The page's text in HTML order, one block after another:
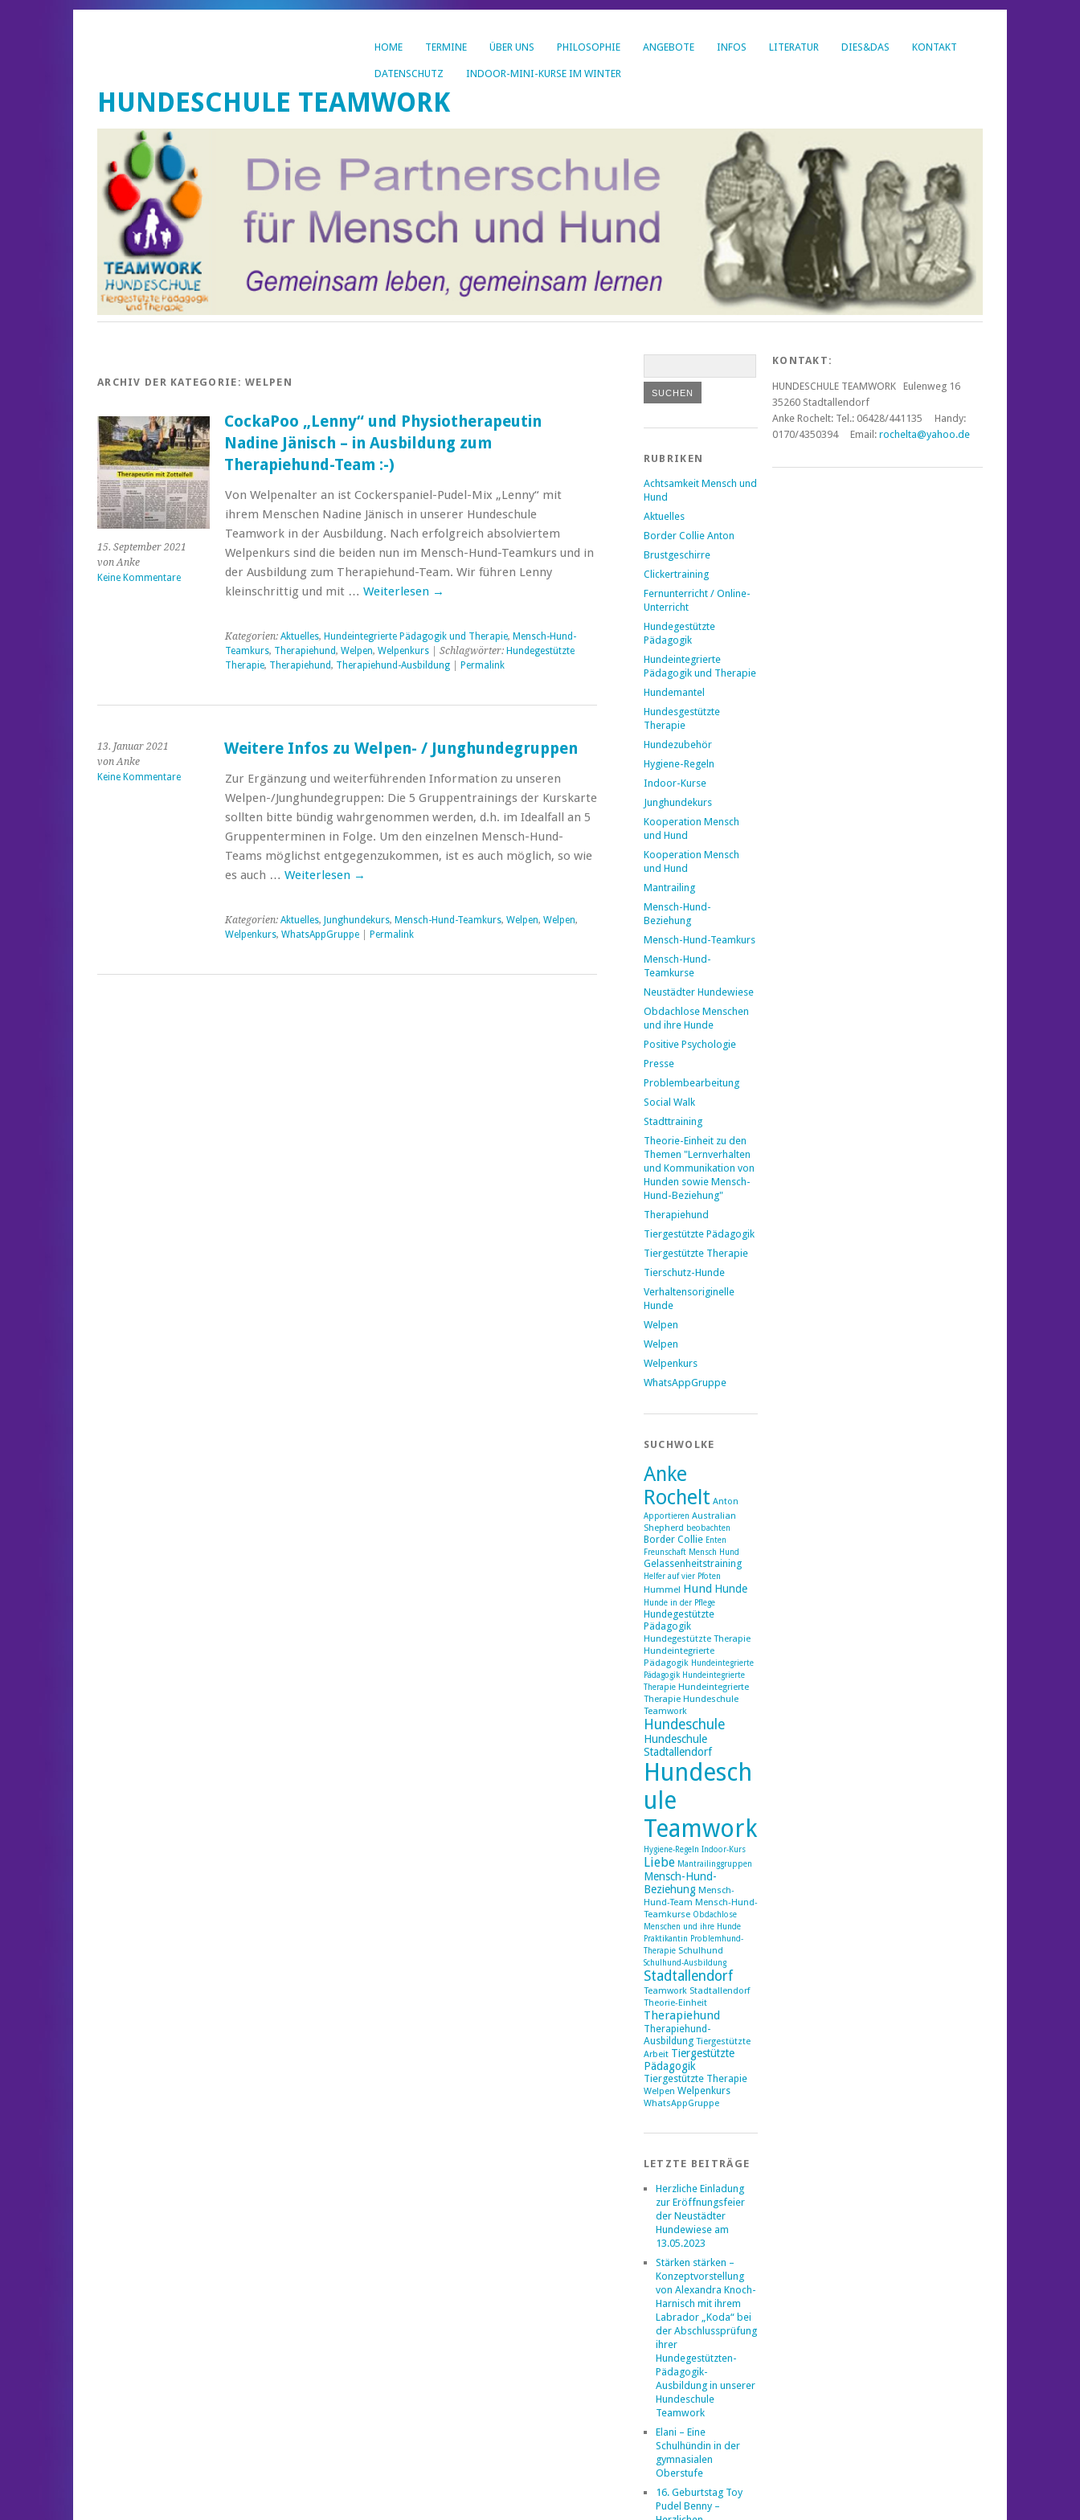
HOME TERMINE ÜBER UNS PHILOSOPHIE ANGEBOTE INFOS LITERATUR DIES&DAS KONTAKT
DATENSCHUTZ INDOOR-MINI-KURSE IM WINTER
HUNDESCHULE TEAMWORK
ARCHIV DER KATEGORIE:WELPEN
15. September 2021
von Anke
Keine Kommentare
CockaPoo „Lenny“ und Physiotherapeutin
Nadine Jänisch – in Ausbildung zum
Therapiehund-Team :-)
Von Welpenalter an ist Cockerspaniel-Pudel-Mix „Lenny“ mit
ihrem Menschen Nadine Jänisch in unserer Hundeschule
Teamwork in der Ausbildung. Nach erfolgreich absolviertem
Welpenkurs sind die beiden nun im Mensch-Hund-Teamkurs und in
der Ausbildung zum Therapiehund-Team. Wir führen Lenny
kleinschrittig und mit … Weiterlesen →
Kategorien: Aktuelles, Hundeintegrierte Pädagogik und Therapie, Mensch-Hund-
Teamkurs, Therapiehund, Welpen, Welpenkurs| Schlagwörter: Hundegestützte
Therapie, Therapiehund, Therapiehund-Ausbildung| Permalink
13. Januar 2021
von Anke
Keine Kommentare
Weitere Infos zu Welpen- / Junghundegruppen
Zur Ergänzung und weiterführenden Information zu unseren
Welpen-/Junghundegruppen: Die 5 Gruppentrainings der Kurskarte
sollten bitte bündig wahrgenommen werden, d.h. im Idealfall an 5
Gruppenterminen in Folge. Um den einzelnen Mensch-Hund-
Teams möglichst entgegenzukommen, ist es auch möglich, so wie
es auch … Weiterlesen →
Kategorien: Aktuelles, Junghundekurs, Mensch-Hund-Teamkurs, Welpen, Welpen,
Welpenkurs, WhatsAppGruppe| Permalink
RUBRIKEN
Achtsamkeit Mensch und
Hund
Aktuelles
Border Collie Anton
Brustgeschirre
Clickertraining
Fernunterricht / Online-
Unterricht
Hundegestützte
Pädagogik
Hundeintegrierte
Pädagogik und Therapie
Hundemantel
Hundesgestützte
Therapie
Hundezubehör
Hygiene-Regeln
Indoor-Kurse
Junghundekurs
Kooperation Mensch
und Hund
Kooperation Mensch
und Hund
Mantrailing
Mensch-Hund-
Beziehung
Mensch-Hund-Teamkurs
Mensch-Hund-
Teamkurse
Neustädter Hundewiese
Obdachlose Menschen
und ihre Hunde
Positive Psychologie
Presse
Problembearbeitung
Social Walk
Stadttraining
Theorie-Einheit zu den
Themen "Lernverhalten
und Kommunikation von
Hunden sowie Mensch-
Hund-Beziehung"
Therapiehund
Tiergestützte Pädagogik
Tiergestützte Therapie
Tierschutz-Hunde
Verhaltensoriginelle
Hunde
Welpen
Welpen
Welpenkurs
WhatsAppGruppe
SUCHWOLKE
Anke
Rochelt Anton
Apportieren Australian
Shepherd beobachten
Border Collie Enten
Freunschaft Mensch Hund
Gelassenheitstraining
Helfer auf vier Pfoten
Hummel Hund Hunde
Hunde in der Pflege
Hundegestützte
Pädagogik
Hundegestützte Therapie
Hundeintegrierte
Pädagogik Hundeintegrierte
Pädagogik Hundeintegrierte
Therapie Hundeintegrierte
Therapie Hundeschule
Teamwork
Hundeschule
Hundeschule
Stadtallendorf
Hundesch
ule
Teamwork
Hygiene-Regeln Indoor-Kurs
Liebe Mantrailinggruppen
Mensch-Hund-
Beziehung Mensch-
Hund-Team Mensch-Hund-
Teamkurse Obdachlose
Menschen und ihre Hunde
Praktikantin Problemhund-
Therapie Schulhund
Schulhund-Ausbildung
Stadtallendorf
Teamwork Stadtallendorf
Theorie-Einheit
Therapiehund
Therapiehund-
Ausbildung Tiergestützte
Arbeit Tiergestützte
Pädagogik
Tiergestützte Therapie
Welpen Welpenkurs
WhatsAppGruppe
LETZTE BEITRÄGE
Herzliche Einladung
zur Eröffnungsfeier
der Neustädter
Hundewiese am
13.05.2023
Stärken stärken –
Konzeptvorstellung
von Alexandra Knoch-
Harnisch mit ihrem
Labrador „Koda“ bei
der Abschlussprüfung
ihrer
Hundegestützten-
Pädagogik-
Ausbildung in unserer
Hundeschule
Teamwork
Elani – Eine
Schulhündin in der
gymnasialen
Oberstufe
16. Geburtstag Toy
Pudel Benny –
KONTAKT:
HUNDESCHULE TEAMWORK Eulenweg 16
35260 Stadtallendorf
Anke Rochelt: Tel.: 06428/441135 Handy:
0170/4350394 Email: rochelta@yahoo.de